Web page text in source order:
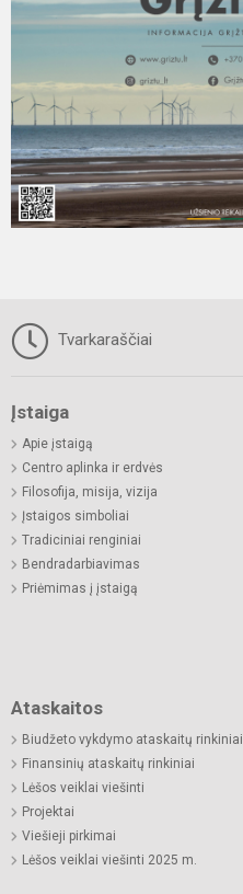
Tvarkaraščiai
Įstaiga
Apie įstaigą
Centro aplinka ir erdvės
Filosofija, misija, vizija
Įstaigos simboliai
Tradiciniai renginiai
Bendradarbiavimas
Priėmimas į įstaigą
Ataskaitos
Biudžeto vykdymo ataskaitų rinkiniai
Finansinių ataskaitų rinkiniai
Lėšos veiklai viešinti
Projektai
Viešieji pirkimai
Lėšos veiklai viešinti 2025 m.